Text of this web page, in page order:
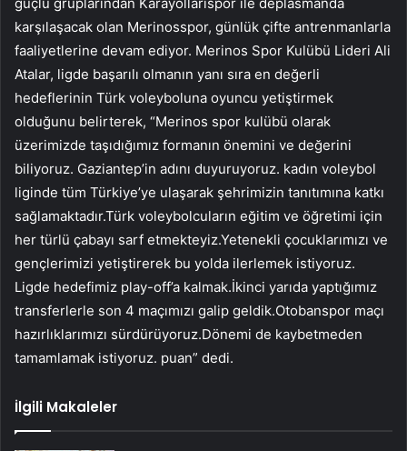
karşılaşacak olan Merinosspor, günlük çifte antrenmanlarla
faaliyetlerine devam ediyor. Merinos Spor Kulübü Lideri Ali
Atalar, ligde başarılı olmanın yanı sıra en değerli
hedeflerinin Türk voleyboluna oyuncu yetiştirmek
olduğunu belirterek, “Merinos spor kulübü olarak
üzerimizde taşıdığımız formanın önemini ve değerini
biliyoruz. Gaziantep’in adını duyuruyoruz. kadın voleybol
liginde tüm Türkiye’ye ulaşarak şehrimizin tanıtımına katkı
sağlamaktadır.Türk voleybolcuların eğitim ve öğretimi için
her türlü çabayı sarf etmekteyiz.Yetenekli çocuklarımızı ve
gençlerimizi yetiştirerek bu yolda ilerlemek istiyoruz.
Ligde hedefimiz play-off’a kalmak.İkinci yarıda yaptığımız
transferlerle son 4 maçımızı galip geldik.Otobanspor maçı
hazırlıklarımızı sürdürüyoruz.Dönemi de kaybetmeden
tamamlamak istiyoruz. puan” dedi.
İlgili Makaleler